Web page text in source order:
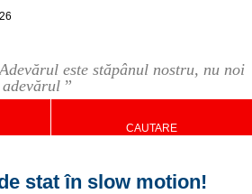
Adevărul este stăpânul nostru, nu noi
”
CAUTARE
stat în slow motion!